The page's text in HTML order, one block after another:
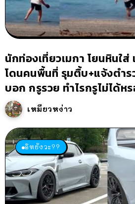
นักท่องเที่ยวเมกา โยนหินใ
โดนคนพื้นที่ รุมตื้บ+แจ้งตำ
บอก กรูรวย ทำไรกรูไม่ได้ห
เหมียวหง่าว
อิหยังวะ??